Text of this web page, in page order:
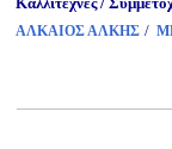
ΑΛΚΑΙΟΣ ΑΛΚΗΣ /